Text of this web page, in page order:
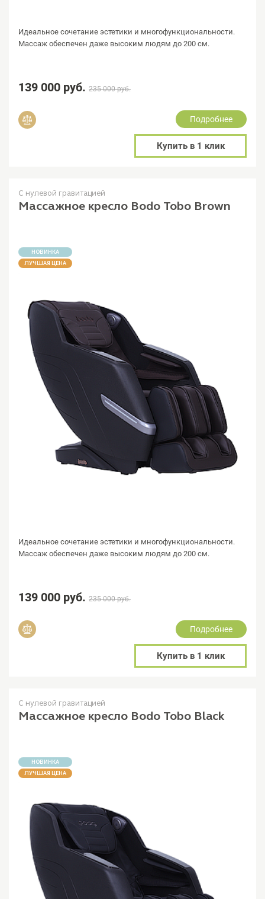
Идеальное сочетание эстетики и многофункциональности.
Массаж обеспечен даже высоким людям до 200 см.
139 000 руб. 235 000 руб.
Подробнее
Купить в 1 клик
С нулевой гравитацией
Массажное кресло Bodo Tobo Brown
НОВИНКА
ЛУЧШАЯ ЦЕНА
Идеальное сочетание эстетики и многофункциональности.
Массаж обеспечен даже высоким людям до 200 см.
139 000 руб. 235 000 руб.
Подробнее
Купить в 1 клик
С нулевой гравитацией
Массажное кресло Bodo Tobo Black
НОВИНКА
ЛУЧШАЯ ЦЕНА